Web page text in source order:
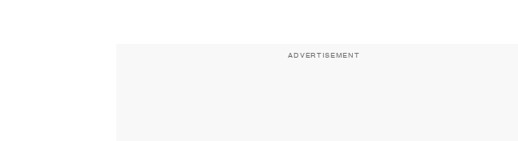
ADVERTISEMENT